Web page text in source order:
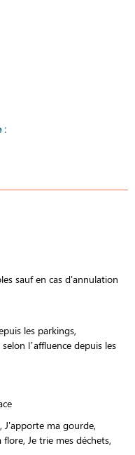
:
sauf en cas d'annulation
les parkings
l’affluence depuis les
J'apporte ma gourde
flore Je trie mes déchets